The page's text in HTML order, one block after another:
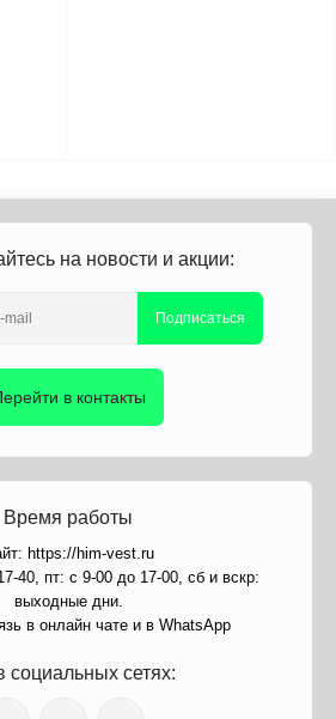
на новости и акции:
Подписаться
в контакты
Время работы
https://him-vest.ru
40, пт: с 9-00 до 17-00, сб и вскр:
выходные дни.
в онлайн чате и в WhatsApp
социальных сетях: